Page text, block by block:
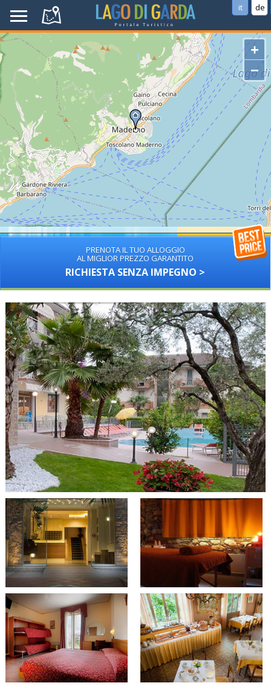
it de
+
−
PRENOTA IL TUO ALLOGGIO
AL MIGLIOR PREZZO GARANTITO
RICHIESTA SENZA IMPEGNO >